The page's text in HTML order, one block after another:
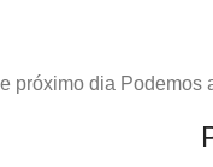
próximo dia